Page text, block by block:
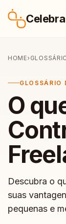
Celebra
HOME›
GLOSSÁRIO
O
Descubra o
suas
pequenas e